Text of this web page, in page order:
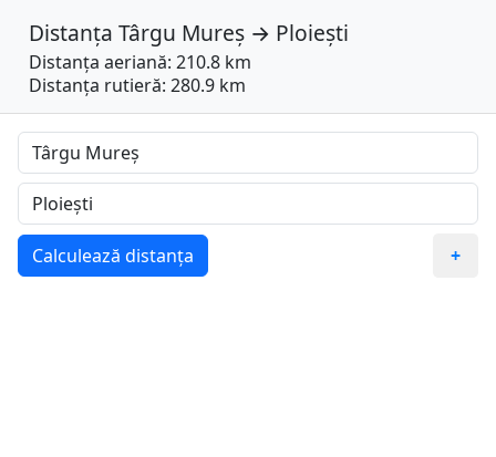
Distanța Târgu Mureș → Ploiești
Distanța aeriană: 210.8 km
Distanța rutieră: 280.9 km
Calculează distanța +